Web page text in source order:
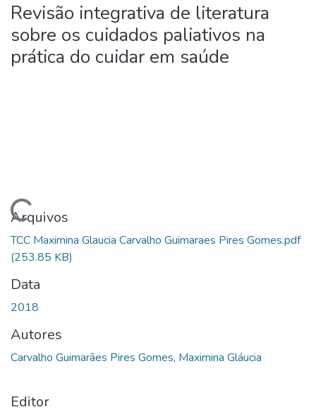
Revisão integrativa de literatura
sobre os cuidados paliativos na
prática do cuidar em saúde
Carregando...
Arquivos
TCC Maximina Glaucia Carvalho Guimaraes Pires Gomes.pdf
(253.85 KB)
Data
2018
Autores
Carvalho Guimarães Pires Gomes, Maximina Gláucia
Editor